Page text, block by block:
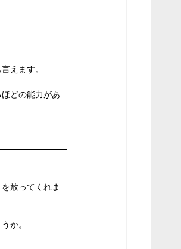
えます。
どの能力があ
放ってくれま
か。